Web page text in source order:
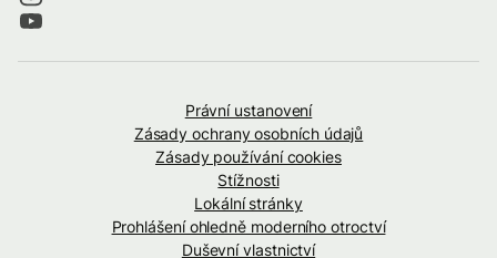
Právní ustanovení
Zásady ochrany osobních údajů
Zásady používání cookies
Stížnosti
Lokální stránky
Prohlášení ohledně moderního otroctví
Duševní vlastnictví